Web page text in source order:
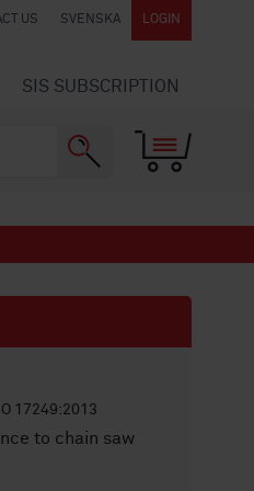
US SVENSKA LOGIN
SIS SUBSCRIPTION
17249:2013
to chain saw